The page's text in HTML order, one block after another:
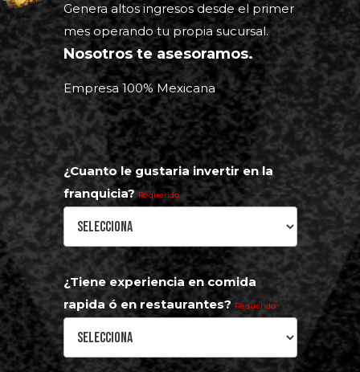
Genera altos ingresos desde el primer
mes operando tu propia sucursal.
Nosotros te asesoramos.
Empresa 100% Mexicana
¿Cuanto le gustaria invertir en la
franquicia? Requerido
¿Tiene experiencia en comida
rapida ó en restaurantes? Requerido